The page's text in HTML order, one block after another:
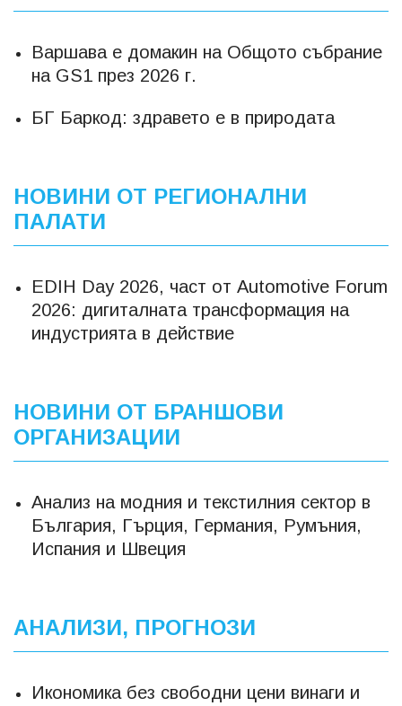
Варшава е домакин на Общото събрание
на GS1 през 2026 г.
БГ Баркод: здравето е в природата
НОВИНИ ОТ РЕГИОНАЛНИ
ПАЛАТИ
EDIH Day 2026, част от Automotive Forum
2026: дигиталната трансформация на
индустрията в действие
НОВИНИ ОТ БРАНШОВИ
ОРГАНИЗАЦИИ
Анализ на модния и текстилния сектор в
България, Гърция, Германия, Румъния,
Испания и Швеция
АНАЛИЗИ, ПРОГНОЗИ
Икономика без свободни цени винаги и